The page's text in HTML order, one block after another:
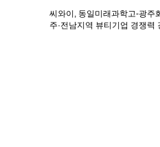
씨와이, 동일미래과학고-광주
주·전남지역 뷰티기업 경쟁력